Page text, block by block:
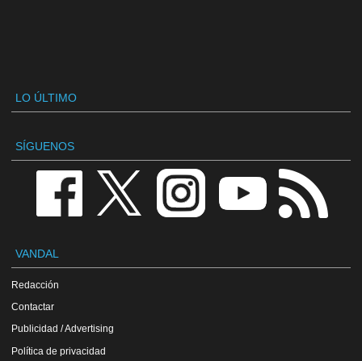
LO ÚLTIMO
SÍGUENOS
VANDAL
Redacción
Contactar
Publicidad / Advertising
Política de privacidad